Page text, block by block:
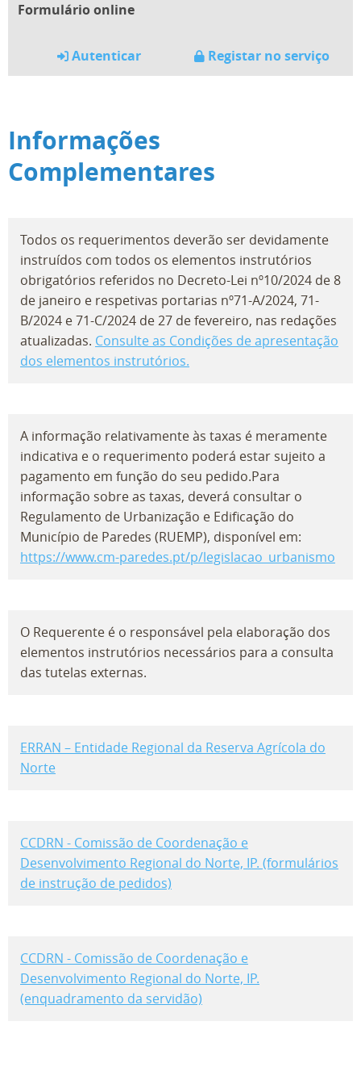
Formulário online
Autenticar Registar no serviço
Informações
Complementares
Todos os requerimentos deverão ser devidamente
instruídos com todos os elementos instrutórios
obrigatórios referidos no Decreto-Lei nº10/2024 de 8
de janeiro e respetivas portarias nº71-A/2024, 71-
B/2024 e 71-C/2024 de 27 de fevereiro, nas redações
atualizadas. Consulte as Condições de apresentação
dos elementos instrutórios.
A informação relativamente às taxas é meramente
indicativa e o requerimento poderá estar sujeito a
pagamento em função do seu pedido.Para
informação sobre as taxas, deverá consultar o
Regulamento de Urbanização e Edificação do
Município de Paredes (RUEMP), disponível em:
https://www.cm-paredes.pt/p/legislacao_urbanismo
O Requerente é o responsável pela elaboração dos
elementos instrutórios necessários para a consulta
das tutelas externas.
ERRAN – Entidade Regional da Reserva Agrícola do
Norte
CCDRN - Comissão de Coordenação e
Desenvolvimento Regional do Norte, IP. (formulários
de instrução de pedidos)
CCDRN - Comissão de Coordenação e
Desenvolvimento Regional do Norte, IP.
(enquadramento da servidão)